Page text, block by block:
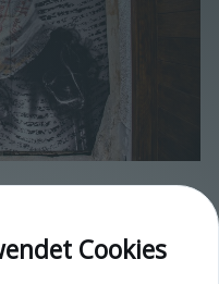
Cookies